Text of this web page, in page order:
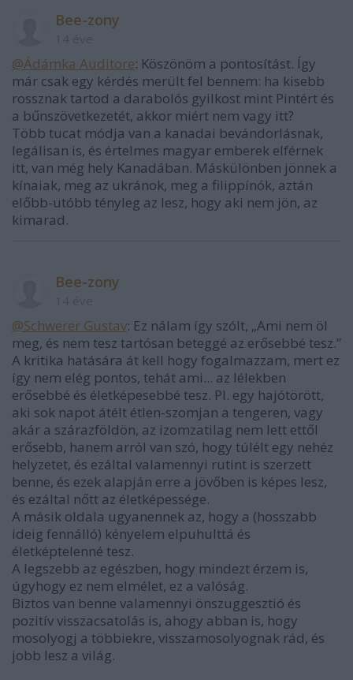
Bee-zony
@Ádámka Auditore: Köszönöm a pontosítást. Így
már csak egy kérdés merült fel bennem: ha kisebb
rossznak tartod a darabolós gyilkost mint Pintért és
a bűnszövetkezetét, akkor miért nem vagy itt?
Több tucat módja van a kanadai bevándorlásnak,
legálisan is, és értelmes magyar emberek elférnek
itt, van még hely Kanadában. Máskülönben jönnek a
kínaiak, meg az ukránok, meg a filippínók, aztán
előbb-utóbb tényleg az lesz, hogy aki nem jön, az
kimarad.
Bee-zony
@Schwerer Gustav: Ez nálam így szólt, „Ami nem öl
meg, és nem tesz tartósan beteggé az erősebbé tesz.”
A kritika hatására át kell hogy fogalmazzam, mert ez
így nem elég pontos, tehát ami... az lélekben
erősebbé és életképesebbé tesz. Pl. egy hajótörött,
aki sok napot átélt étlen-szomjan a tengeren, vagy
akár a szárazföldön, az izomzatilag nem lett ettől
erősebb, hanem arról van szó, hogy túlélt egy nehéz
helyzetet, és ezáltal valamennyi rutint is szerzett
benne, és ezek alapján erre a jövőben is képes lesz,
és ezáltal nőtt az életképessége.
A másik oldala ugyanennek az, hogy a (hosszabb
ideig fennálló) kényelem elpuhulttá és
életképtelenné tesz.
A legszebb az egészben, hogy mindezt érzem is,
úgyhogy ez nem elmélet, ez a valóság.
Biztos van benne valamennyi önszuggesztió és
pozitív visszacsatolás is, ahogy abban is, hogy
mosolyogj a többiekre, visszamosolyognak rád, és
jobb lesz a világ.